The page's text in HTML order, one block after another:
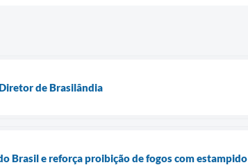
de Brasilândia
Brasil e reforça proibição de fogos com estampido